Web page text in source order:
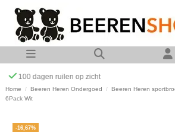
Op werkdagen voor 23:00 uur besteld
Home Beeren Heren Ondergoed
Beeren Heren
6Pack Wit
-16,67%